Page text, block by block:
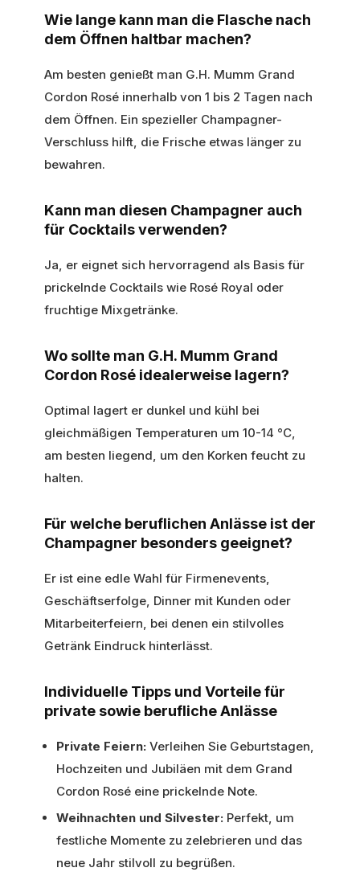
Wie lange kann man die Flasche nach
dem Öffnen haltbar machen?
Am besten genießt man G.H. Mumm Grand
Cordon Rosé innerhalb von 1 bis 2 Tagen nach
dem Öffnen. Ein spezieller Champagner-
Verschluss hilft, die Frische etwas länger zu
bewahren.
Kann man diesen Champagner auch
für Cocktails verwenden?
Ja, er eignet sich hervorragend als Basis für
prickelnde Cocktails wie Rosé Royal oder
fruchtige Mixgetränke.
Wo sollte man G.H. Mumm Grand
Cordon Rosé idealerweise lagern?
Optimal lagert er dunkel und kühl bei
gleichmäßigen Temperaturen um 10-14 °C,
am besten liegend, um den Korken feucht zu
halten.
Für welche beruflichen Anlässe ist der
Champagner besonders geeignet?
Er ist eine edle Wahl für Firmenevents,
Geschäftserfolge, Dinner mit Kunden oder
Mitarbeiterfeiern, bei denen ein stilvolles
Getränk Eindruck hinterlässt.
Individuelle Tipps und Vorteile für
private sowie berufliche Anlässe
Private Feiern: Verleihen Sie Geburtstagen,
Hochzeiten und Jubiläen mit dem Grand
Cordon Rosé eine prickelnde Note.
Weihnachten und Silvester: Perfekt, um
festliche Momente zu zelebrieren und das
neue Jahr stilvoll zu begrüßen.